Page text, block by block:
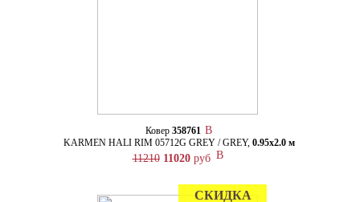
Ковер 358761
KARMEN HALI RIM 05712G GREY / GREY, 0.95х2.0 м
11210 11020руб
СКИДКА